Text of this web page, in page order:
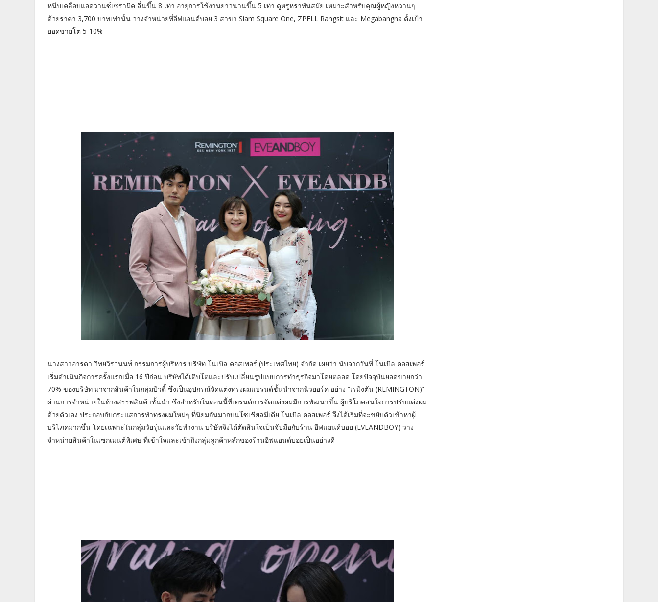
หนีบเคลือบแอดวานซ์เซรามิค ลื่นขึ้น 8 เท่า อายุการใช้งานยาวนานขึ้น 5 เท่า ดูหรูหราทันสมัย เหมาะสำหรับคุณผู้หญิงหวานๆ
ด้วยราคา 3,700 บาทเท่านั้น วางจำหน่ายที่อีฟแอนด์บอย 3 สาขา Siam Square One, ZPELL Rangsit และ Megabangna ตั้งเป้า
ยอดขายโต 5-10%
นางสาวอารดา วิทยวิรานนท์ กรรมการผู้บริหาร บริษัท โนเบิล คอสเพอร์ (ประเทศไทย) จำกัด เผยว่า นับจากวันที่ โนเบิล คอสเพอร์
เริ่มดำเนินกิจการครั้งแรกเมื่อ 16 ปีก่อน บริษัทได้เติบโตและปรับเปลี่ยนรูปแบบการทำธุรกิจมาโดยตลอด โดยปัจจุบันยอดขายกว่า
70% ของบริษัท มาจากสินค้าในกลุ่มบิวตี้ ซึ่งเป็นอุปกรณ์จัดแต่งทรงผมแบรนด์ชั้นนำจากนิวยอร์ค อย่าง “เรมิงตัน (REMINGTON)”
ผ่านการจำหน่ายในห้างสรรพสินค้าชั้นนำ ซึ่งสำหรับในตอนนี้ที่เทรนด์การจัดแต่งผมมีการพัฒนาขึ้น ผู้บริโภคสนใจการปรับแต่งผม
ด้วยตัวเอง ประกอบกับกระแสการทำทรงผมใหม่ๆ ที่นิยมกันมากบนโซเชียลมีเดีย โนเบิล คอสเพอร์ จึงได้เริ่มที่จะขยับตัวเข้าหาผู้
บริโภคมากขึ้น โดยเฉพาะในกลุ่มวัยรุ่นและวัยทำงาน บริษัทจึงได้ตัดสินใจเป็นจับมือกับร้าน อีฟแอนด์บอย (EVEANDBOY) วาง
จำหน่ายสินค้าในเซกเมนต์พิเศษ ที่เข้าใจและเข้าถึงกลุ่มลูกค้าหลักของร้านอีฟแอนด์บอยเป็นอย่างดี